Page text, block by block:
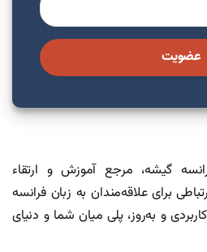
عضویت
گیشه، مرجع آموزش و ارتقاء
برای علاقه‌مندان به زبان فرانسه
و به‌روز، پلی میان شما و دنیای